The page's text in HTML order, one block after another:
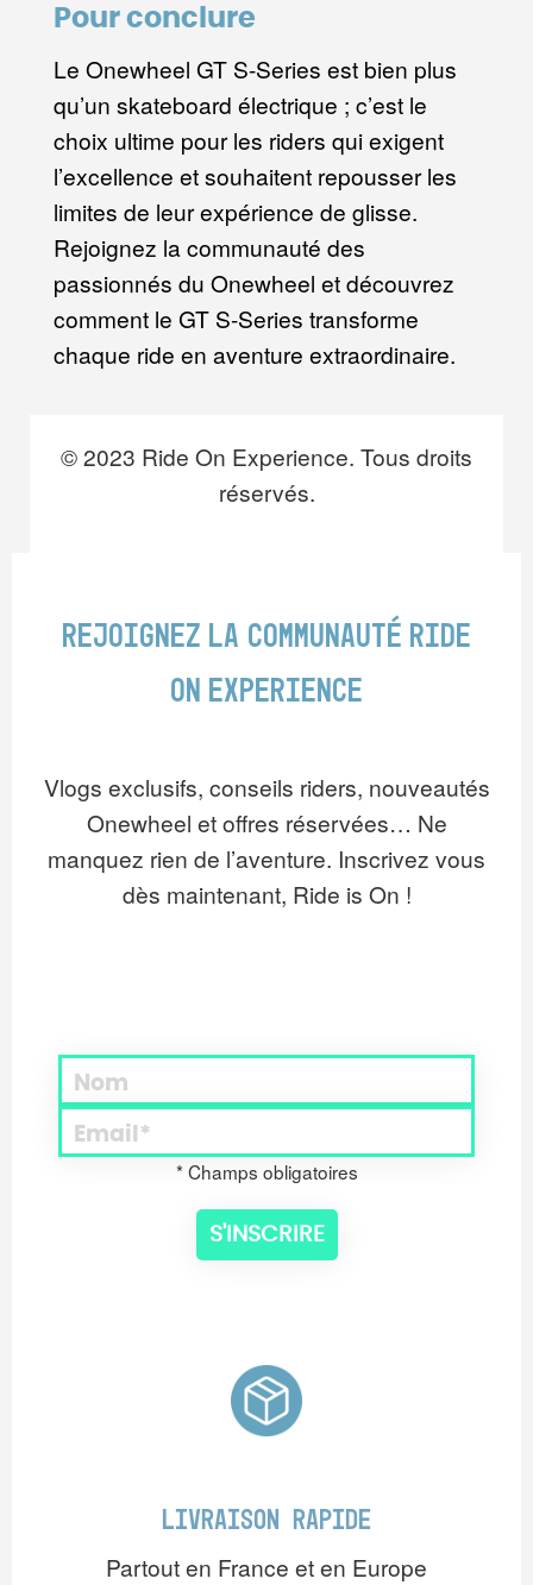
Pour conclure
Le Onewheel GT S-Series est bien plus
qu’un skateboard électrique ; c’est le
choix ultime pour les riders qui exigent
l’excellence et souhaitent repousser les
limites de leur expérience de glisse.
Rejoignez la communauté des
passionnés du Onewheel et découvrez
comment le GT S-Series transforme
chaque ride en aventure extraordinaire.
© 2023 Ride On Experience. Tous droits
réservés.
Rejoignez la communauté Ride
On Experience
Vlogs exclusifs, conseils riders, nouveautés
Onewheel et offres réservées… Ne
manquez rien de l’aventure. Inscrivez vous
dès maintenant, Ride is On !
* Champs obligatoires
LIVRAISON RAPIDE
Partout en France et en Europe